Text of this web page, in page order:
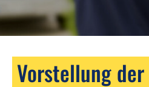
Vorstellung der